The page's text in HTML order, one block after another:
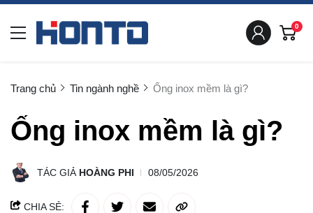
0
Trang chủ Tin ngành nghề Ống inox mềm là gì?
Ống inox mềm là gì?
TÁC GIẢ HOÀNG PHI 08/05/2026
CHIA SẺ: